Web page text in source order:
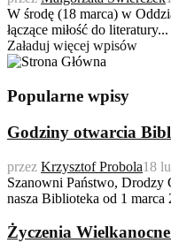
W środę (18 marca) w
łączące miłość do literatury...
Załaduj więcej wpisów
Popularne wpisy
Godziny otwarcia
przez Krzysztof Probola18
Szanowni Państwo, Drodzy
nasza Biblioteka od 1 marca
Życzenia